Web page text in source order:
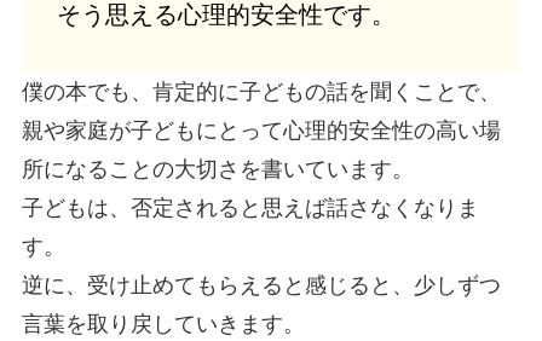
そう思える心理的安全性です。
僕の本でも、肯定的に子どもの話を聞くことで、
親や家庭が子どもにとって心理的安全性の高い場
所になることの大切さを書いています。
子どもは、否定されると思えば話さなくなりま
す。
逆に、受け止めてもらえると感じると、少しずつ
言葉を取り戻していきます。